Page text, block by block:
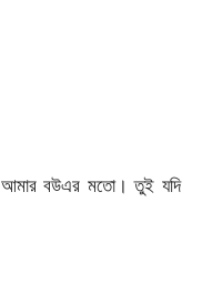
বউএর মতো। তুই যদি